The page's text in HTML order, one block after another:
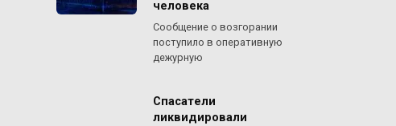
человека
Сообщение о возгорании
поступило в оперативную
дежурную
Спасатели
ликвидировали